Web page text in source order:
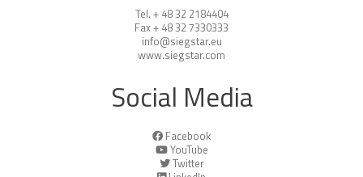
Tel. + 48 32 2184404
Fax + 48 32 7330333
info@siegstar.eu
www.siegstar.com
Social Media
Facebook
YouTube
Twitter